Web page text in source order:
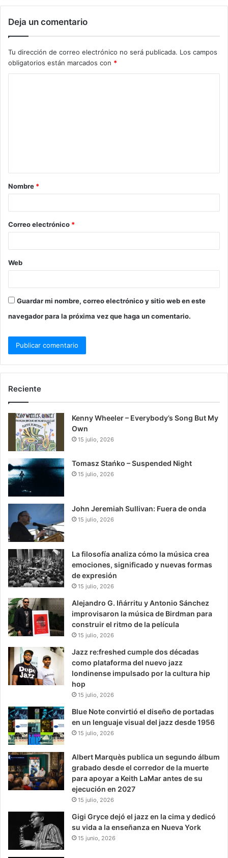
Deja un comentario
Tu dirección de correo electrónico no será publicada. Los campos
obligatorios están marcados con *
Nombre *
Correo electrónico *
Web
Guardar mi nombre, correo electrónico y sitio web en este
navegador para la próxima vez que haga un comentario.
Reciente
Kenny Wheeler – Everybody’s Song But My
Own
15 julio, 2026
Tomasz Stańko – Suspended Night
15 julio, 2026
John Jeremiah Sullivan: Fuera de onda
15 julio, 2026
La filosofía analiza cómo la música crea
emociones, significado y nuevas formas
de expresión
15 julio, 2026
Alejandro G. Iñárritu y Antonio Sánchez
improvisaron la música de Birdman para
construir el ritmo de la película
15 julio, 2026
Jazz re:freshed cumple dos décadas
como plataforma del nuevo jazz
londinense impulsado por la cultura hip
hop
15 julio, 2026
Blue Note convirtió el diseño de portadas
en un lenguaje visual del jazz desde 1956
15 julio, 2026
Albert Marquès publica un segundo álbum
grabado desde el corredor de la muerte
para apoyar a Keith LaMar antes de su
ejecución en 2027
15 julio, 2026
Gigi Gryce dejó el jazz en la cima y dedicó
su vida a la enseñanza en Nueva York
15 junio, 2026